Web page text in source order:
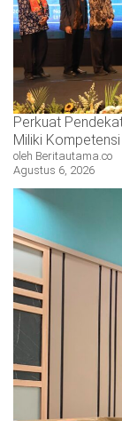
Perkuat
Miliki
oleh Beritautama.co
Agustus 6, 2026